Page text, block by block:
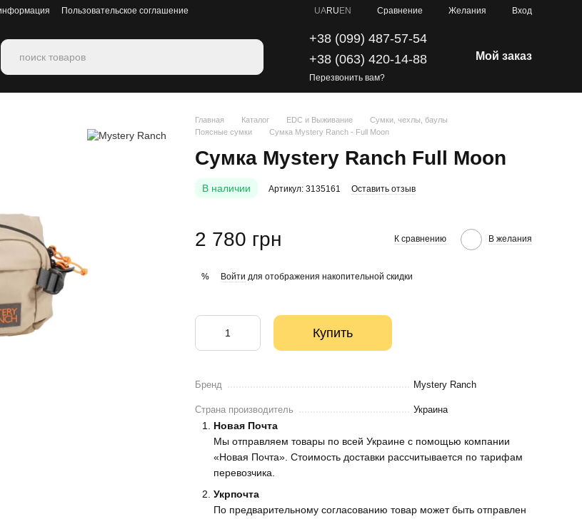
Пользовательское соглашение
UARU EN Сравнение Желания Вход
+38 (099) 487-57-54
+38 (063) 420-14-88
Перезвонить вам?
Мой заказ
Главная Каталог EDC и Выживание
Сумки, чехлы, баулы
Поясные сумки
Сумка Mystery Ranch - Full Moon
Сумка Mystery Ranch Full Moon
В наличии Артикул: 3135161 Оставить отзыв
2 780 грн К сравнению В желания
% Войти для отображения накопительной скидки
Купить
Бренд Mystery Ranch
Страна производитель Украина
Новая Почта
Мы отправляем товары по всей Украине с помощью компании
«Новая Почта». Стоимость доставки рассчитывается по тарифам
перевозчика.
Укрпочта
По предварительному согласованию товар может быть отправлен